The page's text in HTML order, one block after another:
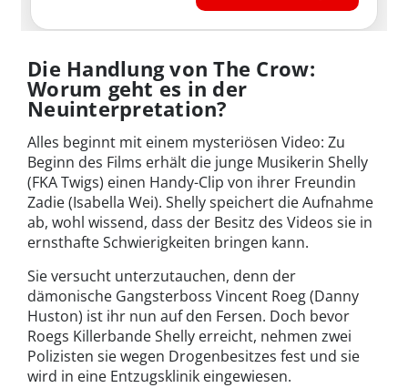
Die Handlung von The Crow:
Worum geht es in der
Neuinterpretation?
Alles beginnt mit einem mysteriösen Video: Zu
Beginn des Films erhält die junge Musikerin Shelly
(FKA Twigs) einen Handy-Clip von ihrer Freundin
Zadie (Isabella Wei). Shelly speichert die Aufnahme
ab, wohl wissend, dass der Besitz des Videos sie in
ernsthafte Schwierigkeiten bringen kann.
Sie versucht unterzutauchen, denn der
dämonische Gangsterboss Vincent Roeg (Danny
Huston) ist ihr nun auf den Fersen. Doch bevor
Roegs Killerbande Shelly erreicht, nehmen zwei
Polizisten sie wegen Drogenbesitzes fest und sie
wird in eine Entzugsklinik eingewiesen.